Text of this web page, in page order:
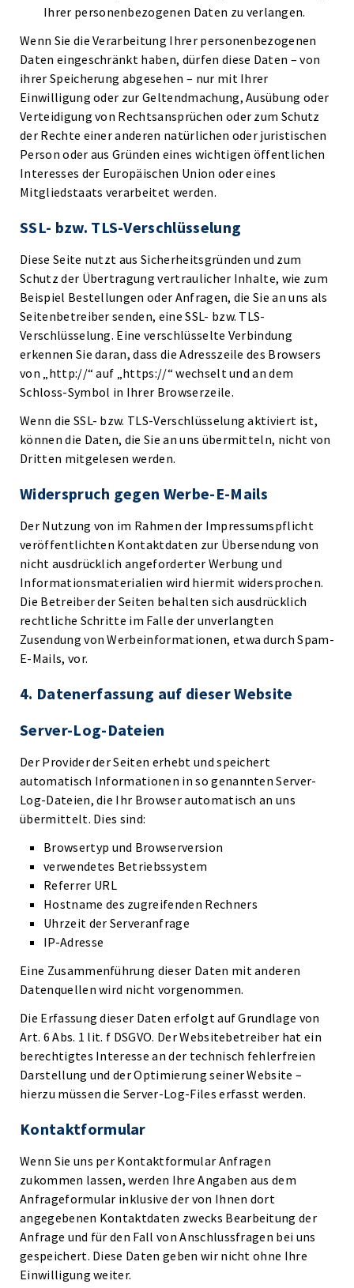
Ihrer personenbezogenen Daten zu verlangen.
Wenn Sie die Verarbeitung Ihrer personenbezogenen
Daten eingeschränkt haben, dürfen diese Daten – von
ihrer Speicherung abgesehen – nur mit Ihrer
Einwilligung oder zur Geltendmachung, Ausübung oder
Verteidigung von Rechtsansprüchen oder zum Schutz
der Rechte einer anderen natürlichen oder juristischen
Person oder aus Gründen eines wichtigen öffentlichen
Interesses der Europäischen Union oder eines
Mitgliedstaats verarbeitet werden.
SSL- bzw. TLS-Verschlüsselung
Diese Seite nutzt aus Sicherheitsgründen und zum
Schutz der Übertragung vertraulicher Inhalte, wie zum
Beispiel Bestellungen oder Anfragen, die Sie an uns als
Seitenbetreiber senden, eine SSL- bzw. TLS-
Verschlüsselung. Eine verschlüsselte Verbindung
erkennen Sie daran, dass die Adresszeile des Browsers
von „http://“ auf „https://“ wechselt und an dem
Schloss-Symbol in Ihrer Browserzeile.
Wenn die SSL- bzw. TLS-Verschlüsselung aktiviert ist,
können die Daten, die Sie an uns übermitteln, nicht von
Dritten mitgelesen werden.
Widerspruch gegen Werbe-E-Mails
Der Nutzung von im Rahmen der Impressumspflicht
veröffentlichten Kontaktdaten zur Übersendung von
nicht ausdrücklich angeforderter Werbung und
Informationsmaterialien wird hiermit widersprochen.
Die Betreiber der Seiten behalten sich ausdrücklich
rechtliche Schritte im Falle der unverlangten
Zusendung von Werbeinformationen, etwa durch Spam-
E-Mails, vor.
4. Datenerfassung auf dieser Website
Server-Log-Dateien
Der Provider der Seiten erhebt und speichert
automatisch Informationen in so genannten Server-
Log-Dateien, die Ihr Browser automatisch an uns
übermittelt. Dies sind:
Browsertyp und Browserversion
verwendetes Betriebssystem
Referrer URL
Hostname des zugreifenden Rechners
Uhrzeit der Serveranfrage
IP-Adresse
Eine Zusammenführung dieser Daten mit anderen
Datenquellen wird nicht vorgenommen.
Die Erfassung dieser Daten erfolgt auf Grundlage von
Art. 6 Abs. 1 lit. f DSGVO. Der Websitebetreiber hat ein
berechtigtes Interesse an der technisch fehlerfreien
Darstellung und der Optimierung seiner Website –
hierzu müssen die Server-Log-Files erfasst werden.
Kontaktformular
Wenn Sie uns per Kontaktformular Anfragen
zukommen lassen, werden Ihre Angaben aus dem
Anfrageformular inklusive der von Ihnen dort
angegebenen Kontaktdaten zwecks Bearbeitung der
Anfrage und für den Fall von Anschlussfragen bei uns
gespeichert. Diese Daten geben wir nicht ohne Ihre
Einwilligung weiter.